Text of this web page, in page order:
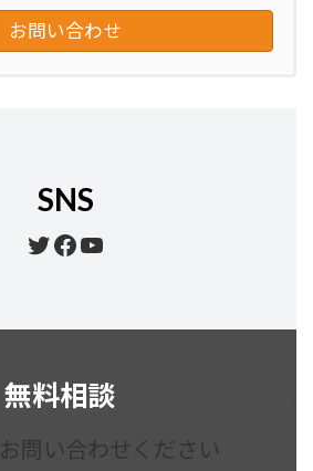
お問い合わせ
SNS
Twitter
Facebook
YouTube
無料相談
問い合わせください